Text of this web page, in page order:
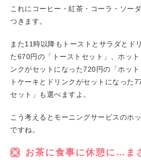
これにコーヒー・紅茶・コーラ・ソー
つきます。
また11時以降もトーストとサラダとド
た670円の「トーストセット」、ホッ
ンクがセットになった720円の「ホッ
トケーキとドリンクがセットになった
セット」も選べますよ。
こう考えるとモーニングサービスのホ
ですね。
お茶に食事に休憩に…ま